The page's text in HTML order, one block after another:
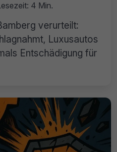
4 Min.
verurteilt:
Luxusautos
Entschädigung für